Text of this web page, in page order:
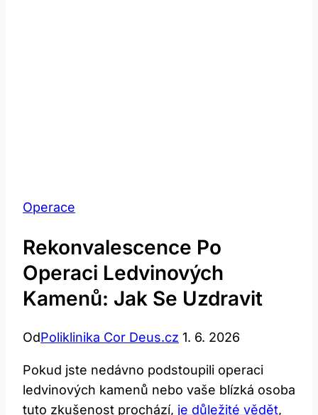
Operace
Rekonvalescence Po
Operaci Ledvinových
Kamenů: Jak Se Uzdravit
OdPoliklinika Cor Deus.cz 1. 6. 2026
Pokud jste nedávno podstoupili operaci
ledvinových kamenů nebo vaše blízká osoba
tuto zkušenost prochází, je důležité vědět,